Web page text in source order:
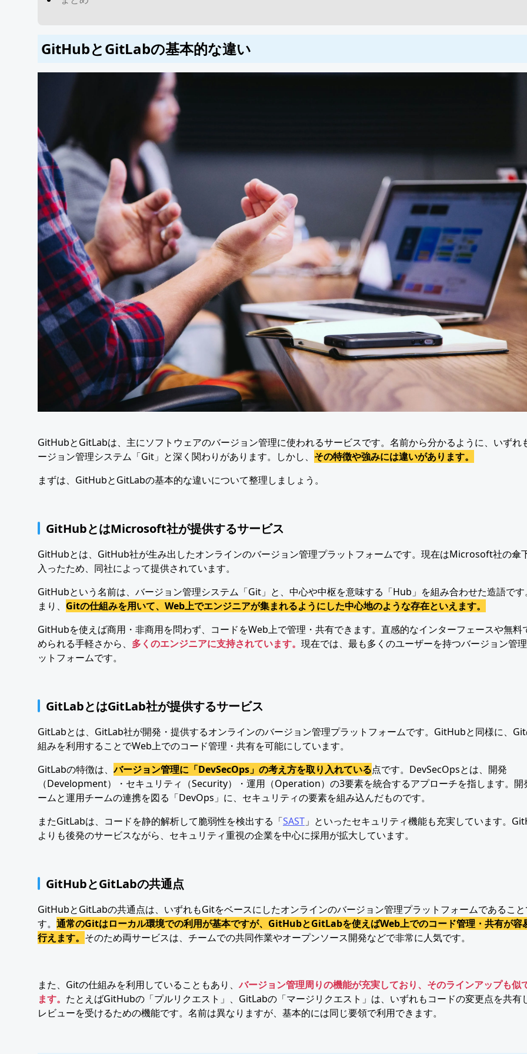
GitHubとGitLabの基本的な違い
GitHubとGitLabは、主にソフトウェアのバージョン管理に使われるサービスです。名前から分かるように、いずれ
ージョン管理システム「Git」と深く関わりがあります。しかし、 その特徴や強みには違いがあります。
まずは、GitHubとGitLabの基本的な違いについて整理しましょう。
GitHubとはMicrosoft社が提供するサービス
GitHubとは、GitHub社が生み出したオンラインのバージョン管理プラットフォームです。現在はMicrosoft社の傘
入ったため、同社によって提供されています。
GitHubという名前は、バージョン管理システム「Git」と、中心や中枢を意味する「Hub」を組み合わせた造語です
まり、 Gitの仕組みを用いて、Web上でエンジニアが集まれるようにした中心地のような存在といえます。
GitHubを使えば商用・非商用を問わず、コードをWeb上で管理・共有できます。直感的なインターフェースや無料
められる手軽さから、 多くのエンジニアに支持されています。 現在では、最も多くのユーザーを持つバージョン管
ットフォームです。
GitLabとはGitLab社が提供するサービス
GitLabとは、GitLab社が開発・提供するオンラインのバージョン管理プラットフォームです。GitHubと同様に、
組みを利用することでWeb上でのコード管理・共有を可能にしています。
GitLabの特徴は、バージョン管理に「DevSecOps」の考え方を取り入れている点です。DevSecOpsとは、開発
（Development）・セキュリティ（Security）・運用（Operation）の3要素を統合するアプローチを指します。開
ームと運用チームの連携を図る「DevOps」に、セキュリティの要素を組み込んだものです。
またGitLabは、コードを静的解析して脆弱性を検出する「SAST 」といったセキュリティ機能も充実しています。
よりも後発のサービスながら、セキュリティ重視の企業を中心に採用が拡大しています。
GitHubとGitLabの共通点
GitHubとGitLabの共通点は、いずれもGitをベースにしたオンラインのバージョン管理プラットフォームであるこ
す。 通常のGitはローカル環境での利用が基本ですが、GitHubとGitLabを使えばWeb上でのコード管理・共有が容
行えます。 そのため両サービスは、チームでの共同作業やオープンソース開発などで非常に人気です。
また、Gitの仕組みを利用していることもあり、バージョン管理周りの機能が充実しており、そのラインアップも似
ます。 たとえばGitHubの「プルリクエスト」、GitLabの「マージリクエスト」は、いずれもコードの変更点を共有
レビューを受けるための機能です。名前は異なりますが、基本的には同じ要領で利用できます。